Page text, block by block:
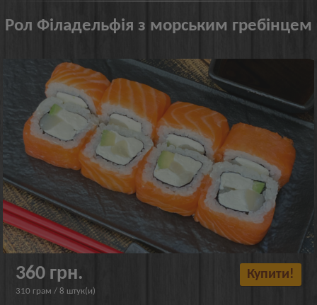
Рол Філадельфія з морським гребінцем
360 грн.
310 грам / 8 штук(и)
Купити!